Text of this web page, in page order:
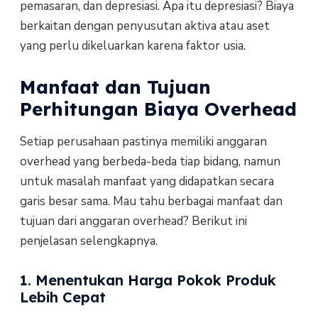
pemasaran, dan depresiasi. Apa itu depresiasi? Biaya
berkaitan dengan penyusutan aktiva atau aset
yang perlu dikeluarkan karena faktor usia.
Manfaat dan Tujuan
Perhitungan Biaya Overhead
Setiap perusahaan pastinya memiliki anggaran
overhead yang berbeda-beda tiap bidang, namun
untuk masalah manfaat yang didapatkan secara
garis besar sama. Mau tahu berbagai manfaat dan
tujuan dari anggaran overhead? Berikut ini
penjelasan selengkapnya.
1. Menentukan Harga Pokok Produk
Lebih Cepat